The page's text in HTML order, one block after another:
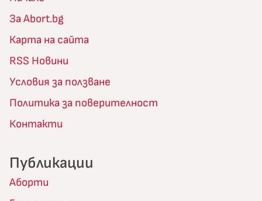
За Abort.bg
Карта на сайта
RSS Новини
Условия за ползване
Политика за поверителност
Контакти
Публикации
Аборти